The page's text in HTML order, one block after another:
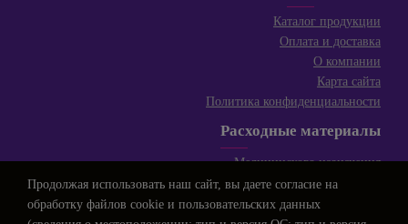
Каталог продукции
Оплата и доставка
О компании
Карта сайта
Политика конфиденциальности
Расходные материалы
Медицинского назначения
Для косметологии
Для сферы HoReCa
Продолжая использовать наш сайт, вы даете согласие на
обработку файлов cookie и пользовательских данных